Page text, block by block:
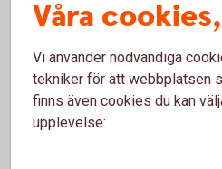
Anmäl
Våra
Vi använder nödvändiga
tekniker för att webbplatsen
finns även cookies du kan
upplevelse: